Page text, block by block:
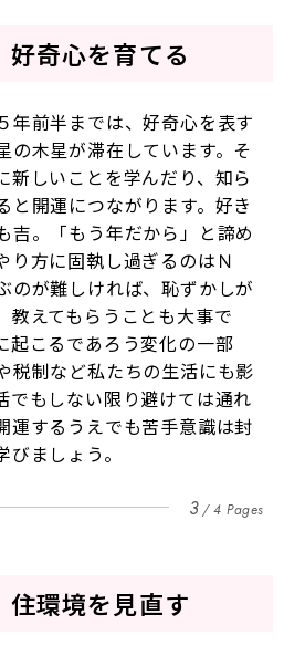
奇心を育てる
年前半までは、好奇心を表す
の木星が滞在しています。そ
新しいことを学んだり、知ら
と開運につながります。好き
吉。「もう年だから」と諦め
り方に固執し過ぎるのはＮ
のが難しければ、恥ずかしが
教えてもらうことも大事で
起こるであろう変化の一部
税制など私たちの生活にも影
でもしない限り避けては通れ
運するうえでも苦手意識は封
ましょう。
3 4 Pages
環境を見直す